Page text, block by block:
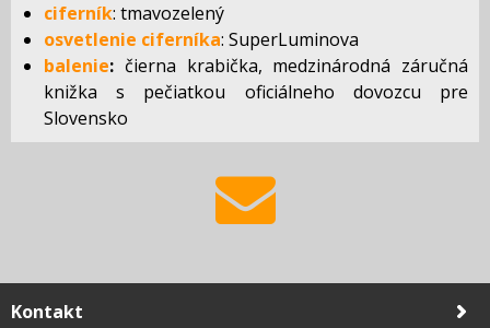
ciferník: tmavozelený
osvetlenie ciferníka: SuperLuminova
balenie: čierna krabička, medzinárodná záručná
knižka s pečiatkou oficiálneho dovozcu pre
Slovensko
Kontakt